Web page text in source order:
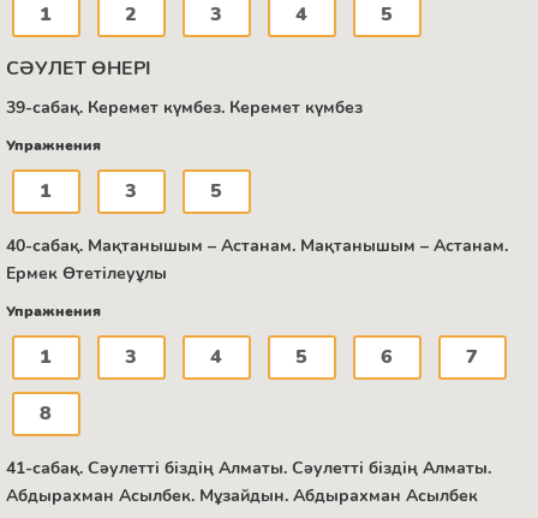
1 2 3 4 5
СӘУЛЕТ ӨНЕРІ
39-сабақ. Керемет күмбез. Керемет күмбез
Упражнения
1 3 5
40-сабақ. Мақтанышым – Астанам. Мақтанышым – Астанам.
Ермек Өтетілеуұлы
Упражнения
1 3 4 5 6 7
8
41-сабақ. Сәулетті біздің Алматы. Сәулетті біздің Алматы.
Абдырахман Асылбек. Мұзайдын. Абдырахман Асылбек